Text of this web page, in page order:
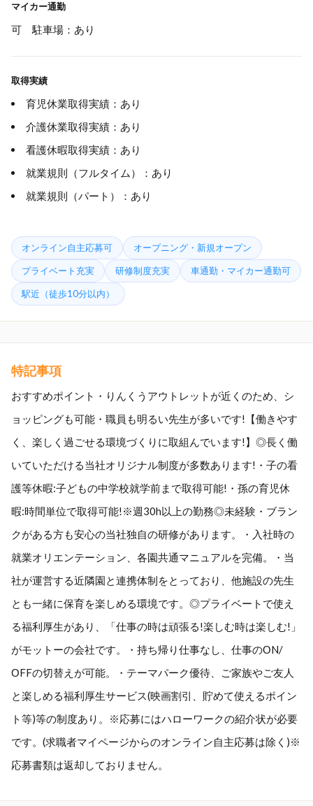
マイカー通勤
可 駐車場：あり
取得実績
育児休業取得実績：あり
介護休業取得実績：あり
看護休暇取得実績：あり
就業規則（フルタイム）：あり
就業規則（パート）：あり
オンライン自主応募可 オープニング・新規オープン
プライベート充実 研修制度充実 車通勤・マイカー通勤可
駅近（徒歩10分以内）
特記事項
おすすめポイント・りんくうアウトレットが近くのため、シ
ョッピングも可能・職員も明るい先生が多いです!【働きやす
く、楽しく過ごせる環境づくりに取組んでいます!】◎長く働
いていただける当社オリジナル制度が多数あります!・子の看
護等休暇:子どもの中学校就学前まで取得可能!・孫の育児休
暇:時間単位で取得可能!※週30h以上の勤務◎未経験・ブラン
クがある方も安心の当社独自の研修があります。・入社時の
就業オリエンテーション、各園共通マニュアルを完備。・当
社が運営する近隣園と連携体制をとっており、他施設の先生
とも一緒に保育を楽しめる環境です。◎プライベートで使え
る福利厚生があり、「仕事の時は頑張る!楽しむ時は楽しむ!」
がモットーの会社です。・持ち帰り仕事なし、仕事のОN/
ОFFの切替えが可能。・テーマパーク優待、ご家族やご友人
と楽しめる福利厚生サービス(映画割引、貯めて使えるポイン
ト等)等の制度あり。※応募にはハローワークの紹介状が必要
です。(求職者マイページからのオンライン自主応募は除く)※
応募書類は返却しておりません。